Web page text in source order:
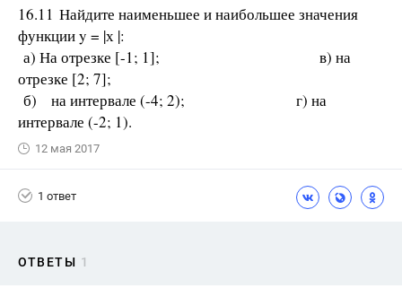
16.11 Найдите наименьшее и наибольшее значения
функции y = |х |:
а) На отрезке [-1; 1]; в) на
отрезке [2; 7];
б) на интервале (-4; 2); г) на
интервале (-2; 1).
12 мая 2017
1 ответ
ОТВЕТЫ 1